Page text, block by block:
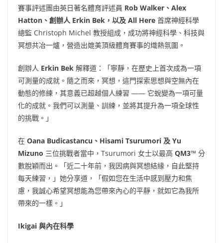
賽事評述團由英日著名體育評述員 Rob Walker、Alex
Hatton、創辦人 Erkin Bek，以及 All Here 首席神經科學
總監 Christoph Michel 教授組成，成功將神經科學、科技與
冥想共冶一爐，營造出媲美頂級體育賽事的熾熱氛圍。
創辦人 Erkin Bek 解釋道：「寧靜，在歷史上首次成為一項
可測量的成就。隨之而來，冥想，這門探索思想與空無內在
動態的修練，其意義已超越個人練習 —— 它蛻變為一項可量
化的成就。我們可以測量、訓練，並將其提升為一項全球性
的挑戰。」
在 Oana Budicastancu、Hisami Tsurumori 及 Yu
Mizuno 三位挑戰者當中，Tsurumori 女士以最高 QM3™ 分
數脫穎而出。「近二十年前，我因病與冥想結緣，自此堅持
每天練習，」她分享道，「假如您在生活中感到壓力和焦
慮，我誠心希望冥想能為您帶來內心的平靜，就如它為我所
帶來的一樣。」
Ikigai 與內在科學